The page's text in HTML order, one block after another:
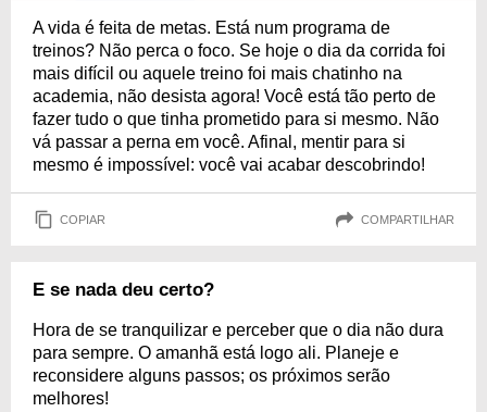
A vida é feita de metas. Está num programa de
treinos? Não perca o foco. Se hoje o dia da corrida foi
mais difícil ou aquele treino foi mais chatinho na
academia, não desista agora! Você está tão perto de
fazer tudo o que tinha prometido para si mesmo. Não
vá passar a perna em você. Afinal, mentir para si
mesmo é impossível: você vai acabar descobrindo!
COPIAR COMPARTILHAR
E se nada deu certo?
Hora de se tranquilizar e perceber que o dia não dura
para sempre. O amanhã está logo ali. Planeje e
reconsidere alguns passos; os próximos serão
melhores!